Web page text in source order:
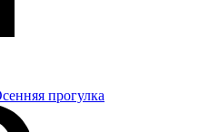
прогулка